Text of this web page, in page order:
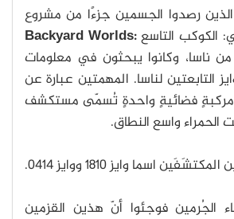
الذين رصدوا الجسمين جزءًا من مشروع
الكوكب التاسعBackyard Worlds:
ناسا، وكانوا يبحثون في معلومات
التابعتين لناسا. المهمتين عبارة عن
مركبةٍ فضائيةٍ واحدةٍ تُسمّى مستكشف
الحمراء واسع النطاق.
اسما وايز 1810 ووايز 0414.
الجُرمين فوجئوا أنّ هذين القزمين